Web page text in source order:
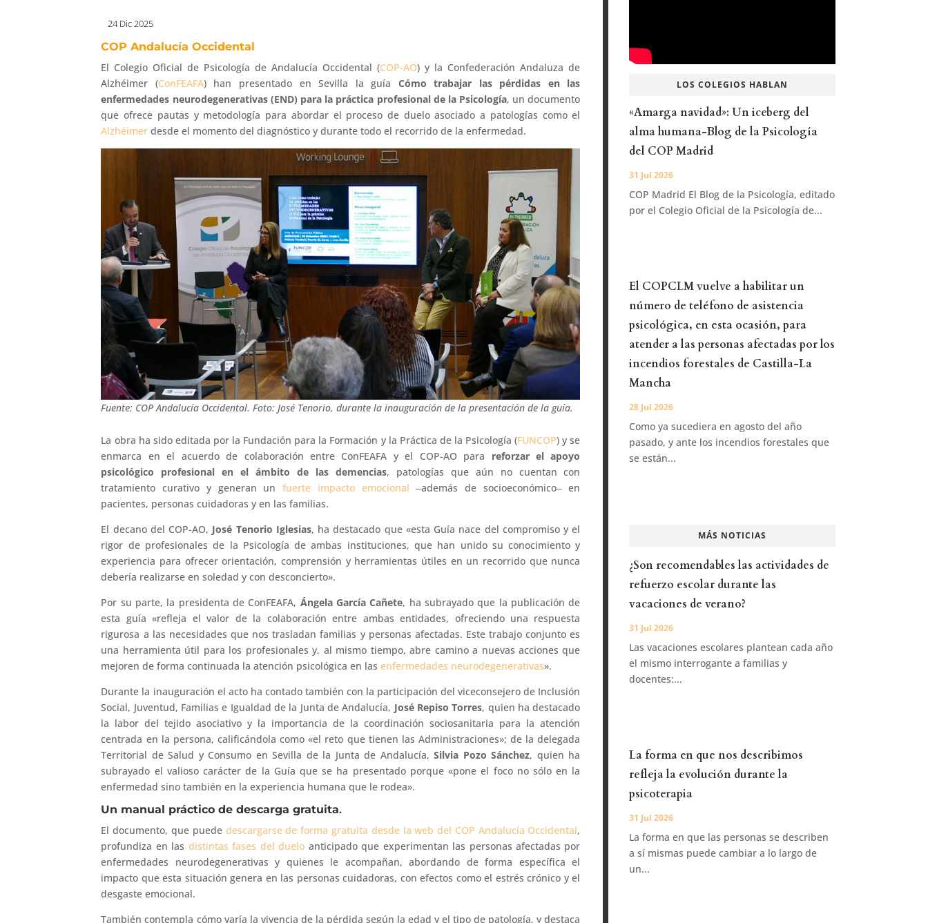
24 Dic 2025
COP Andalucía Occidental
El Colegio Oficial de Psicología de Andalucía Occidental (COP-AO) y la Confederación Andaluza de
Alzhéimer (ConFEAFA) han presentado en Sevilla la guía Cómo trabajar las pérdidas en las
enfermedades neurodegenerativas (END) para la práctica profesional de la Psicología, un documento
que ofrece pautas y metodología para abordar el proceso de duelo asociado a patologías como el
Alzhéimer desde el momento del diagnóstico y durante todo el recorrido de la enfermedad.
Fuente: COP Andalucía Occidental. Foto: José Tenorio, durante la inauguración de la presentación de la guía.
La obra ha sido editada por la Fundación para la Formación y la Práctica de la Psicología (FUNCOP) y se
enmarca en el acuerdo de colaboración entre ConFEAFA y el COP-AO para reforzar el apoyo
psicológico profesional en el ámbito de las demencias, patologías que aún no cuentan con
tratamiento curativo y generan unfuerte impacto emocional ‒además de socioeconómico‒ en
pacientes, personas cuidadoras y en las familias.
El decano del COP-AO, José Tenorio Iglesias, ha destacado que «esta Guía nace del compromiso y el
rigor de profesionales de la Psicología de ambas instituciones, que han unido su conocimiento y
experiencia para ofrecer orientación, comprensión y herramientas útiles en un recorrido que nunca
debería realizarse en soledad y con desconcierto».
Por su parte, la presidenta de ConFEAFA, Ángela García Cañete, ha subrayado que la publicación de
esta guía «refleja el valor de la colaboración entre ambas entidades, ofreciendo una respuesta
rigurosa a las necesidades que nos trasladan familias y personas afectadas. Este trabajo conjunto es
una herramienta útil para los profesionales y, al mismo tiempo, abre camino a nuevas acciones que
mejoren de forma continuada la atención psicológica en lasenfermedades neurodegenerativas».
Durante la inauguración el acto ha contado también con la participación del viceconsejero de Inclusión
Social, Juventud, Familias e Igualdad de la Junta de Andalucía, José Repiso Torres, quien ha destacado
la labor del tejido asociativo y la importancia de la coordinación sociosanitaria para la atención
centrada en la persona, calificándola como «el reto que tienen las Administraciones»; de la delegada
Territorial de Salud y Consumo en Sevilla de la Junta de Andalucía,Silvia Pozo Sánchez, quien ha
subrayado el valioso carácter de la Guía que se ha presentado porque «pone el foco no sólo en la
enfermedad sino también en la experiencia humana que le rodea».
Un manual práctico de descarga gratuita.
El documento, que puede descargarse de forma gratuita desde la web del COP Andalucía Occidental,
profundiza en las distintas fases del duelo anticipado que experimentan las personas afectadas por
enfermedades neurodegenerativas y quienes le acompañan, abordando de forma específica el
impacto que esta situación genera en las personas cuidadoras, con efectos como el estrés crónico y el
desgaste emocional.
También contempla cómo varía la vivencia de la pérdida según la edad y el tipo de patología, y destaca
LOS COLEGIOS HABLAN
«Amarga navidad»: Un iceberg del
alma humana-Blog de la Psicología
del COP Madrid
31 Jul 2026
COP Madrid El Blog de la Psicología, editado
por el Colegio Oficial de la Psicología de...
El COPCLM vuelve a habilitar un
número de teléfono de asistencia
psicológica, en esta ocasión, para
atender a las personas afectadas por los
incendios forestales de Castilla-La
Mancha
28 Jul 2026
Como ya sucediera en agosto del año
pasado, y ante los incendios forestales que
se están...
MÁS NOTICIAS
¿Son recomendables las actividades de
refuerzo escolar durante las
vacaciones de verano?
31 Jul 2026
Las vacaciones escolares plantean cada año
el mismo interrogante a familias y
docentes:...
La forma en que nos describimos
refleja la evolución durante la
psicoterapia
31 Jul 2026
La forma en que las personas se describen
a sí mismas puede cambiar a lo largo de
un...